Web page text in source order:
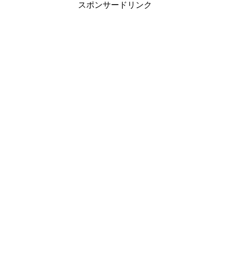
スポンサードリンク